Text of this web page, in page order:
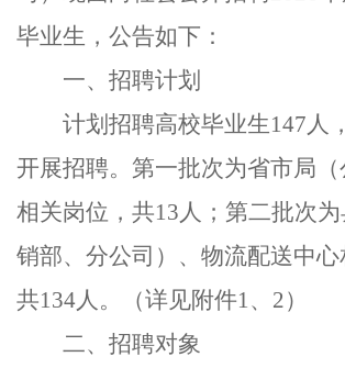
毕业生，公告如下：
一、招聘计划
计划招聘高校毕业生147人
开展招聘。第一批次为省市局
相关岗位，共13人；第二批次
销部、分公司）、物流配送中心
共134人。（详见附件1、 2）
二、招聘对象